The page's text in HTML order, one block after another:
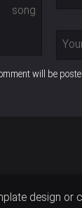
will be
design or